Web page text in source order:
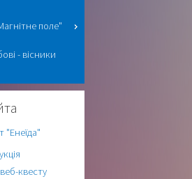
поле"
- вісники
"Енеїда"
квесту